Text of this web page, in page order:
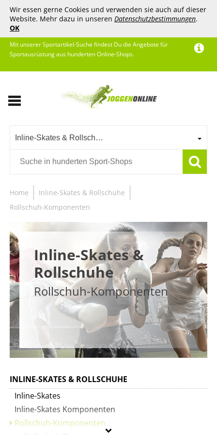
Wir essen gerne Cookies und verwenden sie auch auf dieser
Website. Mehr dazu in unseren Datenschutzbestimmungen.
OK
Mit unserer Sportartikel-Suche findest Du die Angebote für
Sportausrüstung aus hunderten Online-Shops.
Inline-Skates & Rollschuhe
Home
Inline-Skates & Rollschuhe
Rollschuh-Komponenten
Inline-Skates &
Rollschuhe
Rollschuh-Komponenten
INLINE-SKATES & ROLLSCHUHE
Inline-Skates
Inline-Skates Komponenten
Rollschuh-Komponenten